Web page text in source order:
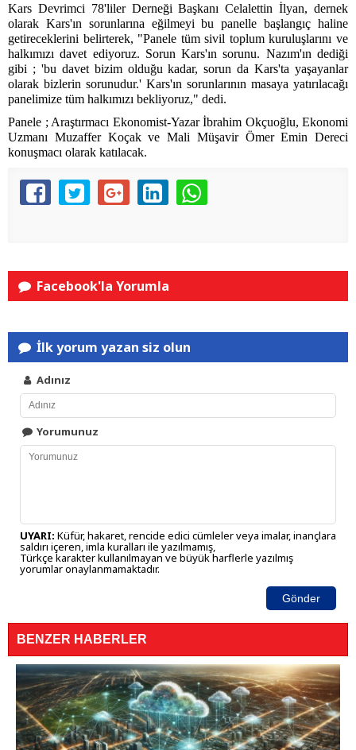
Kars Devrimci 78'liler Derneği Başkanı Celalettin İlyan, dernek
olarak Kars'ın sorunlarına eğilmeyi bu panelle başlangıç haline
getireceklerini belirterek, "Panele tüm sivil toplum kuruluşlarını ve
halkımızı davet ediyoruz. Sorun Kars'ın sorunu. Nazım'ın dediği
gibi ; 'bu davet bizim olduğu kadar, sorun da Kars'ta yaşayanlar
olarak bizlerin sorunudur.' Kars'ın sorunlarının masaya yatırılacağı
panelimize tüm halkımızı bekliyoruz," dedi.
Panele ; Araştırmacı Ekonomist-Yazar İbrahim Okçuoğlu, Ekonomi
Uzmanı Muzaffer Koçak ve Mali Müşavir Ömer Emin Dereci
konuşmacı olarak katılacak.
Facebook'la Yorumla
İlk yorum yazan siz olun
Adınız
Yorumunuz
UYARI: Küfür, hakaret, rencide edici cümleler veya imalar, inançlara
saldırı içeren, imla kuralları ile yazılmamış,
Türkçe karakter kullanılmayan ve büyük harflerle yazılmış
yorumlar onaylanmamaktadır.
Gönder
BENZER HABERLER